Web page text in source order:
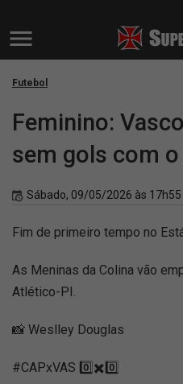
Futebol
Feminino:
sem gols com
Sábado, 09/05/2026 às 17h55
Fim de primeiro tempo no
As Meninas da Colina vão
Atlético-PI.
📸 Weslley Douglas
#CAPxVAS 0️⃣✖️0️⃣